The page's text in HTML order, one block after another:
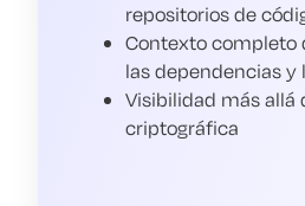
repositorios de
Contexto completo
las dependencias y
Visibilidad más allá
criptográfica